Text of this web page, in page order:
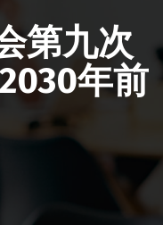
第九次
年前